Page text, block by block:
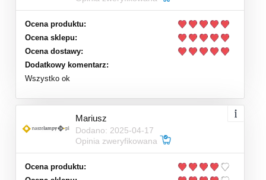
Ocena produktu:
Ocena sklepu:
Ocena dostawy:
Dodatkowy komentarz:
Wszystko ok
Mariusz
Dodano: 2025-04-17
Opinia zweryfikowana
Ocena produktu: